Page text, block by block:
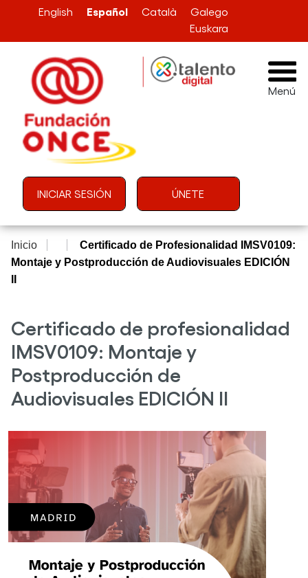
Pasar al contenido principal
English Español Català
Galego
Euskara
Menú
Menú de cuenta de usuario
INICIAR SESIÓN ÚNETE
Inicio
Certificado de Profesionalidad IMSV0109:
Montaje y Postproducción de Audiovisuales EDICIÓN
Certificado de profesionalidad
IMSV0109: Montaje y
Postproducción de
Audiovisuales EDICIÓN II